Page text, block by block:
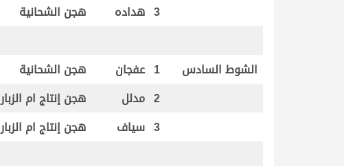
3 هداده هجن الشحانية
الشوط السادس 1 عفجان هجن الشحانية
2 مدلل هجن إنتاج ام الزبار
3 سياف هجن إنتاج ام الزبار